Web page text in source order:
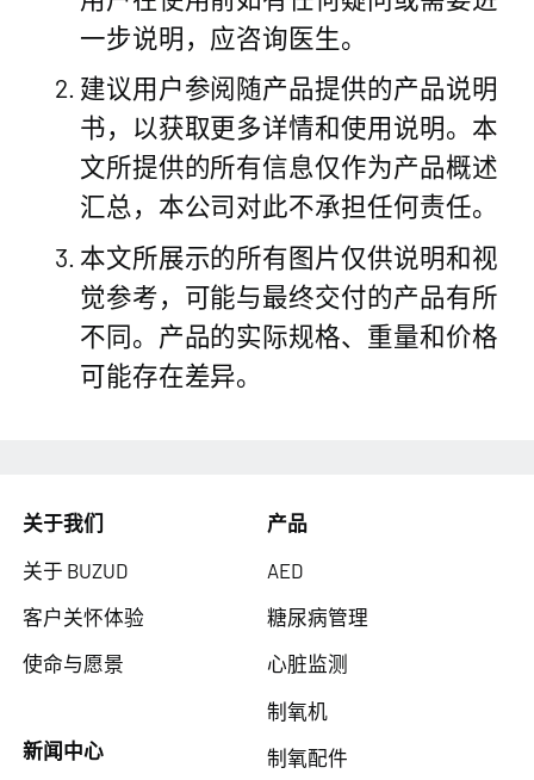
一步说明，应咨询医生。
建议用户参阅随产品提供的产品说明
书，以获取更多详情和使用说明。本
文所提供的所有信息仅作为产品概述
汇总，本公司对此不承担任何责任。
本文所展示的所有图片仅供说明和视
觉参考，可能与最终交付的产品有所
不同。产品的实际规格、重量和价格
可能存在差异。
关于我们
关于 BUZUD
客户关怀体验
使命与愿景
新闻中心
产品
AED
糖尿病管理
心脏监测
制氧机
制氧配件